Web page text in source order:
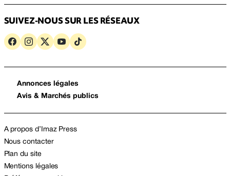
SUIVEZ-NOUS SUR LES RÉSEAUX
Annonces légales
Avis & Marchés publics
A propos d’Imaz Press
Nous contacter
Plan du site
Mentions légales